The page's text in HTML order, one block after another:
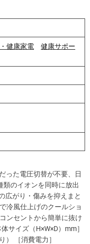
健康家電
健康サポー
った電圧切替が不要、日
のイオンを同時に放出
広がり・傷みを抑えまと
冷風仕上げのクールショ
ンセントから簡単に抜け
サイズ（H×W×D）mm］
） ［消費電力］